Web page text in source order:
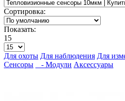
Сортировка:
Показать:
15
Для охоты Для наблюдения Для
Сенсоры
- Модули Аксессуары